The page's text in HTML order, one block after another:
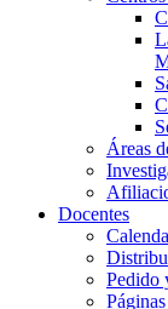
Áreas
Docentes
Pedido